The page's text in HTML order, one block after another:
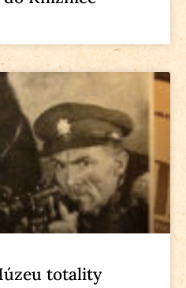
totality